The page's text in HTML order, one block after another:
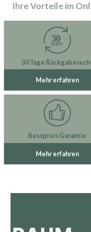
Ihre Vorteile im
30 Tage
Mehr erfahren
Bestpreis Garantie
Mehr erfahren